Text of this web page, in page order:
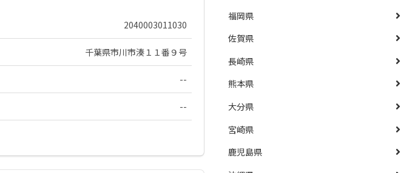
2040003011030
千葉県市川市湊１１番９号
--
--
福岡県
佐賀県
長崎県
熊本県
大分県
宮崎県
鹿児島県